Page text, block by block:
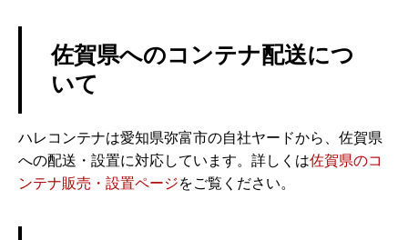
佐賀県へのコンテナ配送につ
いて
ハレコンテナは愛知県弥富市の自社ヤードから、佐賀県
への配送・設置に対応しています。詳しくは佐賀県のコ
ンテナ販売・設置ページをご覧ください。